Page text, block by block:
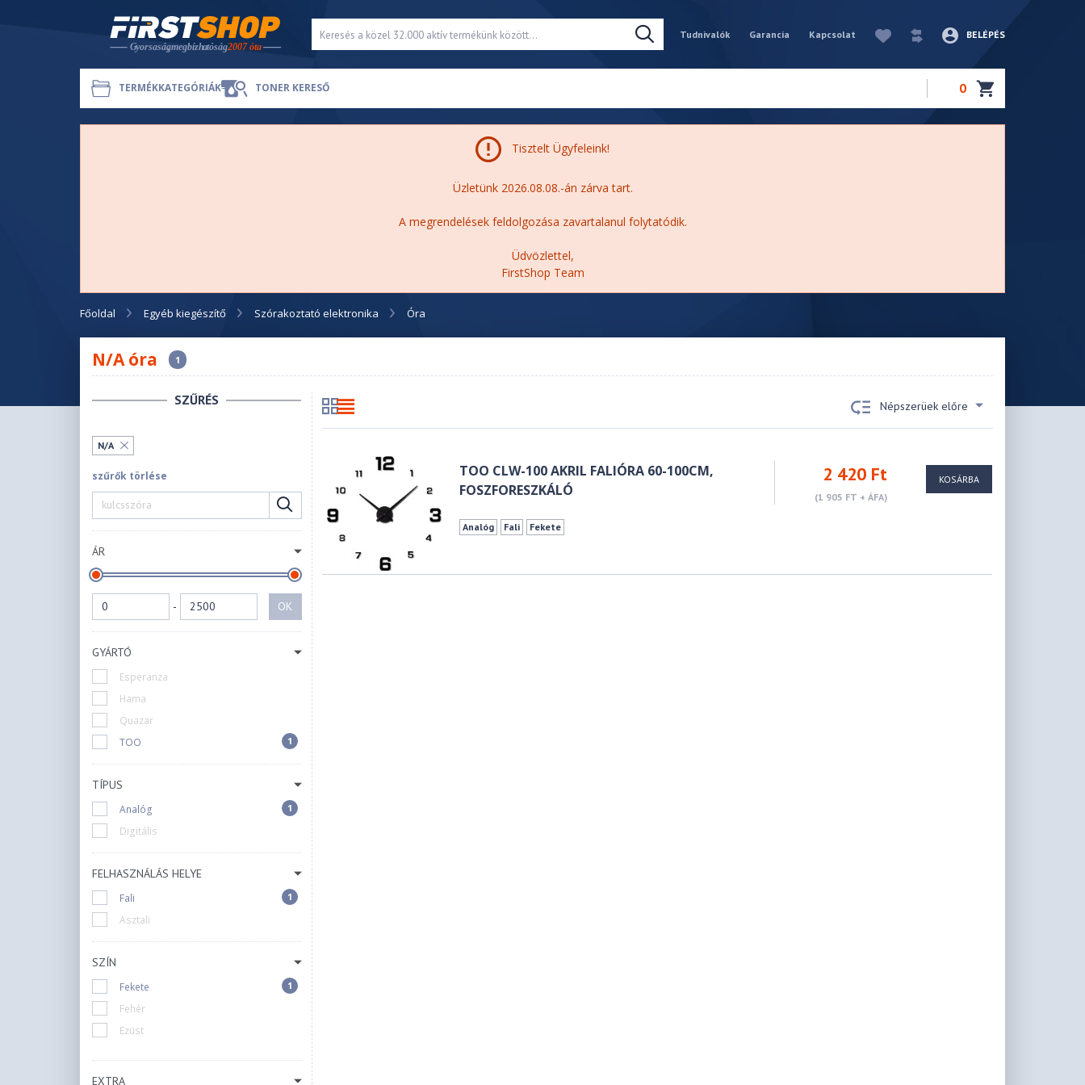
Tudnivalók Garancia Kapcsolat BELÉPÉS
TERMÉKKATEGÓRIÁK TONER KERESŐ 0
Tisztelt Ügyfeleink!
Üzletünk 2026.08.08.-án zárva tart.
A megrendelések feldolgozása zavartalanul folytatódik.
Üdvözlettel,
FirstShop Team
Főoldal Egyéb kiegészítő Szórakoztató elektronika Óra
N/A óra 1
SZŰRÉS
N/A
szűrők törlése
ÁR
- OK
GYÁRTÓ
Esperanza
Hama
Quazar
TOO
1
TÍPUS
Analóg 1
Digitális
FELHASZNÁLÁS HELYE
Fali 1
Asztali
SZÍN
Fekete 1
Fehér
Ezüst
EXTRA
Népszerüek előre
TOO CLW-100 AKRIL FALIÓRA 60-100CM,
FOSZFORESZKÁLÓ
2 420 Ft
(1 905 FT + ÁFA)
Analóg Fali Fekete
KOSÁRBA